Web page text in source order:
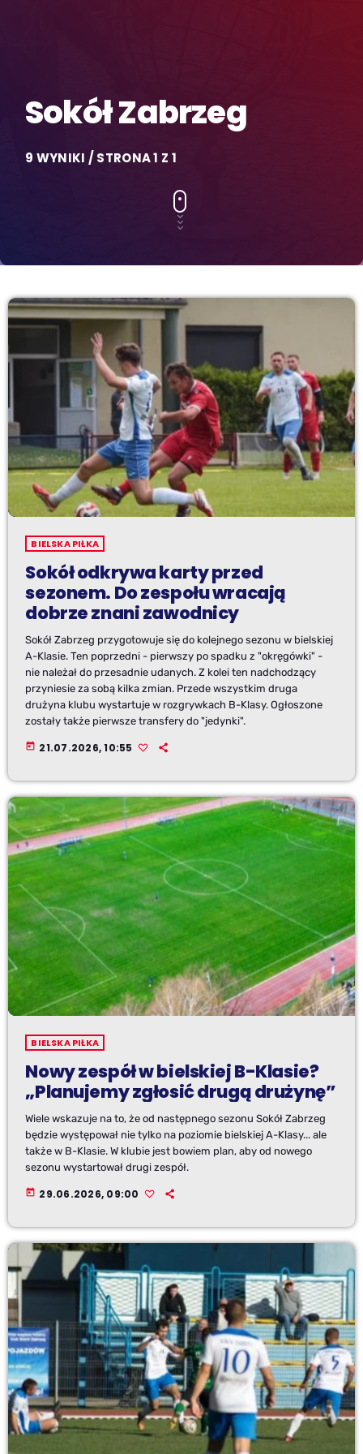
Sokół Zabrzeg
9 WYNIKI / STRONA 1 Z 1
BIELSKA PIŁKA
Sokół odkrywa karty przed
sezonem. Do zespołu wracają
dobrze znani zawodnicy
Sokół Zabrzeg przygotowuje się do kolejnego sezonu w bielskiej
A-Klasie. Ten poprzedni - pierwszy po spadku z "okręgówki" -
nie należał do przesadnie udanych. Z kolei ten nadchodzący
przyniesie za sobą kilka zmian. Przede wszystkim druga
drużyna klubu wystartuje w rozgrywkach B-Klasy. Ogłoszone
zostały także pierwsze transfery do "jedynki".
today 21.07.2026, 10:55
BIELSKA PIŁKA
Nowy zespół w bielskiej B-Klasie?
„Planujemy zgłosić drugą drużynę”
Wiele wskazuje na to, że od następnego sezonu Sokół Zabrzeg
będzie występował nie tylko na poziomie bielskiej A-Klasy... ale
także w B-Klasie. W klubie jest bowiem plan, aby od nowego
sezonu wystartował drugi zespół.
today 29.06.2026, 09:00